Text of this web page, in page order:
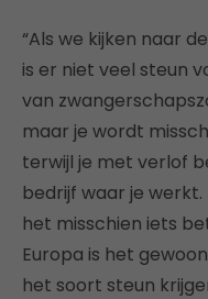
“Als we kijken naar
is er niet veel steun
van
maar je wordt
terwijl je met verlof
bedrijf waar je werkt.
het misschien iets
Europa is het
het soort steun